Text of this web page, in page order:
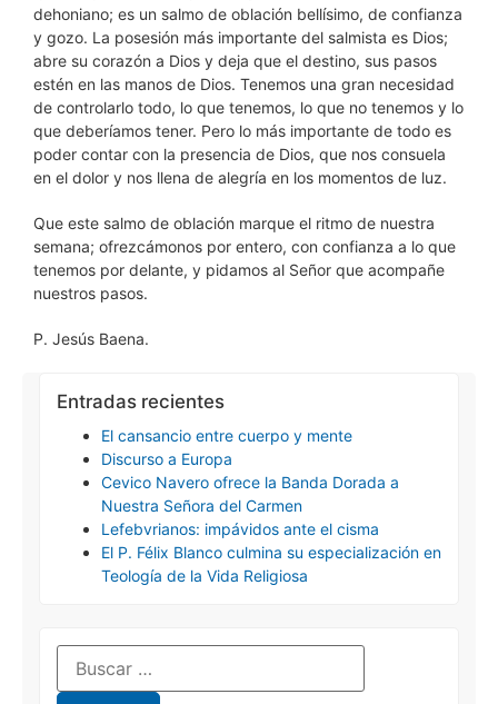
dehoniano; es un salmo de oblación bellísimo, de confianza
y gozo. La posesión más importante del salmista es Dios;
abre su corazón a Dios y deja que el destino, sus pasos
estén en las manos de Dios. Tenemos una gran necesidad
de controlarlo todo, lo que tenemos, lo que no tenemos y lo
que deberíamos tener. Pero lo más importante de todo es
poder contar con la presencia de Dios, que nos consuela
en el dolor y nos llena de alegría en los momentos de luz.
Que este salmo de oblación marque el ritmo de nuestra
semana; ofrezcámonos por entero, con confianza a lo que
tenemos por delante, y pidamos al Señor que acompañe
nuestros pasos.
P. Jesús Baena.
Entradas recientes
El cansancio entre cuerpo y mente
Discurso a Europa
Cevico Navero ofrece la Banda Dorada a
Nuestra Señora del Carmen
Lefebvrianos: impávidos ante el cisma
El P. Félix Blanco culmina su especialización en
Teología de la Vida Religiosa